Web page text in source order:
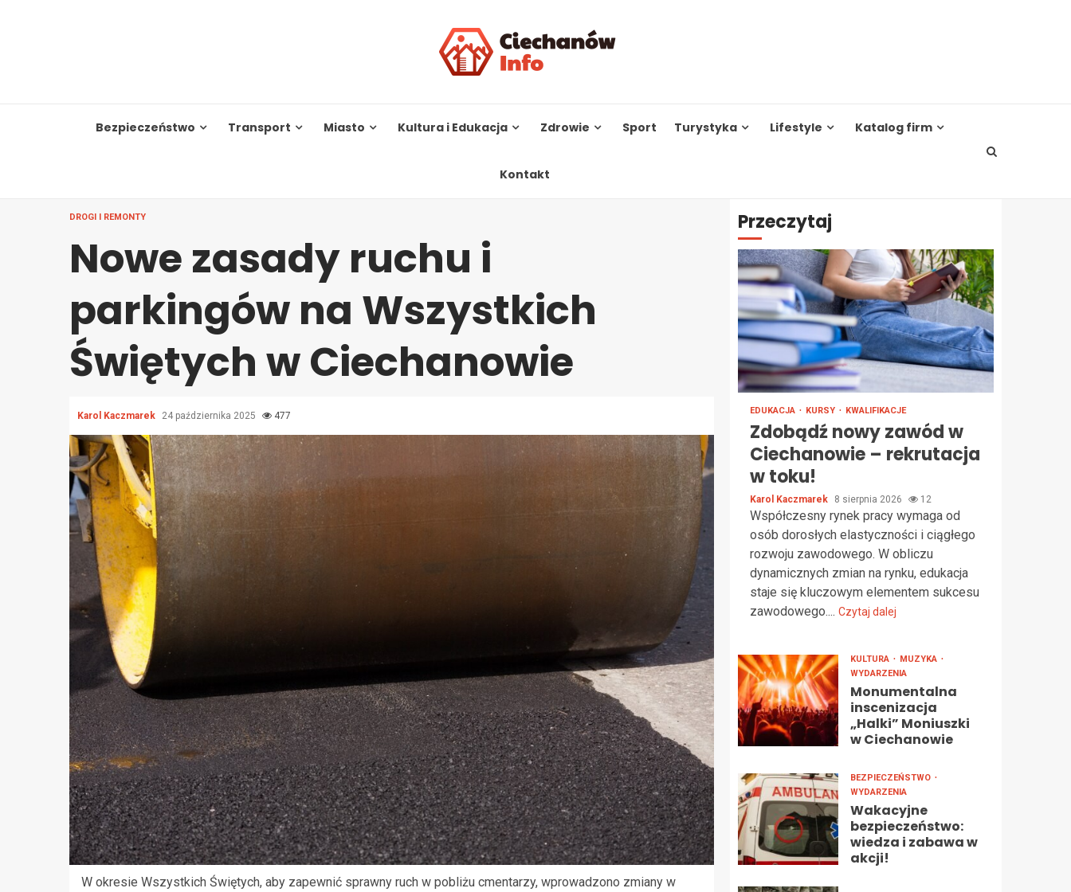
Bezpieczeństwo Transport Miasto Kultura i Edukacja Zdrowie Sport Turystyka Lifestyle Katalog firm
Kontakt
DROGI I REMONTY
Nowe zasady ruchu i
parkingów na Wszystkich
Świętych w Ciechanowie
Karol Kaczmarek 24 października 2025 477
W okresie Wszystkich Świętych, aby zapewnić sprawny ruch w pobliżu cmentarzy, wprowadzono zmiany w
Przeczytaj
EDUKACJA KURSY KWALIFIKACJE
Zdobądź nowy zawód w
Ciechanowie – rekrutacja
w toku!
Karol Kaczmarek 8 sierpnia 2026 12
Współczesny rynek pracy wymaga od
osób dorosłych elastyczności i ciągłego
rozwoju zawodowego. W obliczu
dynamicznych zmian na rynku, edukacja
staje się kluczowym elementem sukcesu
zawodowego.... Czytaj dalej
KULTURA
MUZYKA
WYDARZENIA
Monumentalna
inscenizacja
„Halki” Moniuszki
w Ciechanowie
BEZPIECZEŃSTWO
WYDARZENIA
Wakacyjne
bezpieczeństwo:
wiedza i zabawa w
akcji!